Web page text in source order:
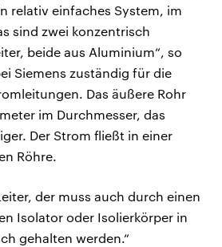
relativ einfaches System, im
sind zwei konzentrisch
beide aus Aluminium“, so
Siemens zuständig für die
Das äußere Rohr
im Durchmesser, das
Der Strom fließt in einer
Röhre.
der muss auch durch einen
Isolator oder Isolierkörper in
gehalten werden.“